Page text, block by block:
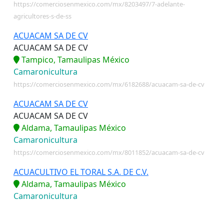
https://comerciosenmexico.com/mx/8203497/7-adelante-
agricultores-s-de-ss
ACUACAM SA DE CV
ACUACAM SA DE CV
Tampico, Tamaulipas México
Camaronicultura
https://comerciosenmexico.com/mx/6182688/acuacam-sa-de-cv
ACUACAM SA DE CV
ACUACAM SA DE CV
Aldama, Tamaulipas México
Camaronicultura
https://comerciosenmexico.com/mx/8011852/acuacam-sa-de-cv
ACUACULTIVO EL TORAL S.A. DE C.V.
Aldama, Tamaulipas México
Camaronicultura